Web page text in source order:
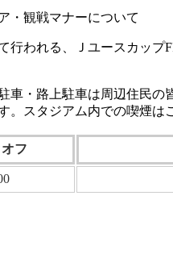
・観戦マナーについて
行われる、Ｊユースカッ
車・路上駐車は周辺住民
スタジアム内での喫煙は
フ